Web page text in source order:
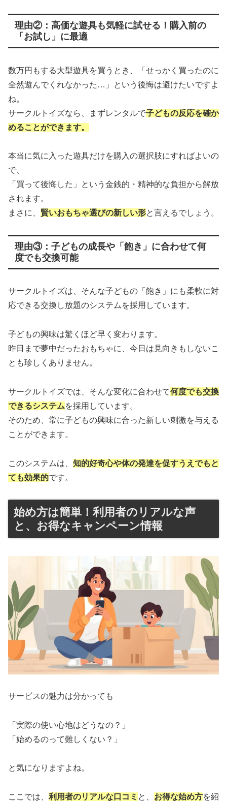
理由②：高価な遊具も気軽に試せる！購入前の
「お試し」に最適
数万円もする大型遊具を買うとき、「せっかく買ったのに
全然遊んでくれなかった…」という後悔は避けたいですよ
ね。
サークルトイズなら、まずレンタルで子どもの反応を確か
めることができます。
本当に気に入った遊具だけを購入の選択肢にすればよいの
で、
「買って後悔した」という金銭的・精神的な負担から解放
されます。
まさに、 賢いおもちゃ選びの新しい形と言えるでしょう。
理由③：子どもの成長や「飽き」に合わせて何
度でも交換可能
サークルトイズは、そんな子どもの「飽き」にも柔軟に対
応できる交換し放題のシステムを採用しています。
子どもの興味は驚くほど早く変わります。
昨日まで夢中だったおもちゃに、今日は見向きもしないこ
とも珍しくありません。
サークルトイズでは、そんな変化に合わせて何度でも交換
できるシステムを採用しています。
そのため、常に子どもの興味に合った新しい刺激を与える
ことができます。
このシステムは、 知的好奇心や体の発達を促すうえでもと
ても効果的です。
始め方は簡単！利用者のリアルな声
と、お得なキャンペーン情報
サービスの魅力は分かっても
「実際の使い心地はどうなの？」
「始めるのって難しくない？」
と気になりますよね。
ここでは、 利用者のリアルな口コミ と、 お得な始め方を紹